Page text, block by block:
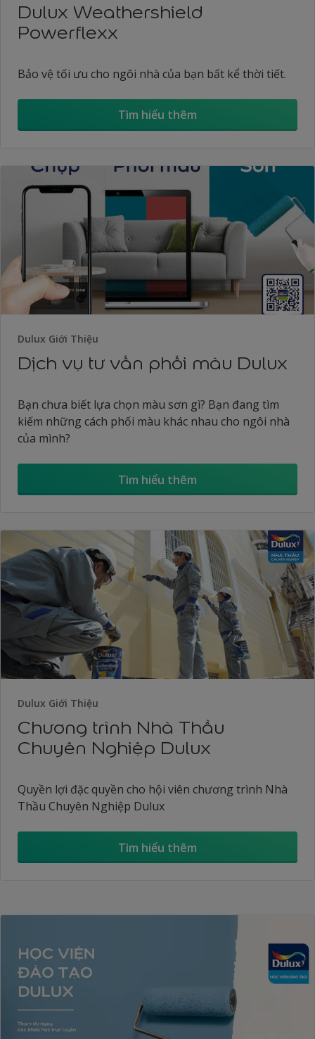
Dulux Weathershield
Powerflexx
Bảo vệ tối ưu cho ngôi nhà của bạn bất kể thời tiết.
Tìm hiểu thêm
Dulux Giới Thiệu
Dịch vụ tư vấn phối màu Dulux
Bạn chưa biết lựa chọn màu sơn gì? Bạn đang tìm
kiếm những cách phối màu khác nhau cho ngôi nhà
của mình?
Tìm hiểu thêm
Dulux Giới Thiệu
Chương trình Nhà Thầu
Chuyên Nghiệp Dulux
Quyền lợi đặc quyền cho hội viên chương trình Nhà
Thầu Chuyên Nghiệp Dulux
Tìm hiểu thêm